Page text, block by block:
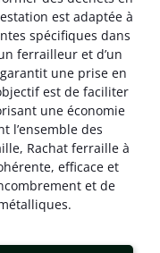
est adaptée à
spécifiques dans
ferrailleur et d’un
une prise en
est de faciliter
une économie
l’ensemble des
Rachat ferraille à
efficace et
et de